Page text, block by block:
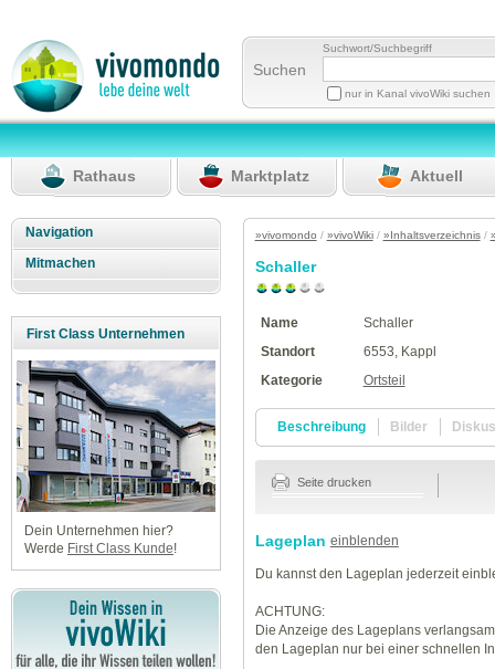
Suchen
Suchwort/Suchbegriff
nur in Kanal vivoWiki suchen
Rathaus Marktplatz Aktuell
Navigation
Mitmachen
First Class Unternehmen
Dein Unternehmen hier?
Werde First Class Kunde!
»vivomondo / »vivoWiki/ »Inhaltsverzeichnis/
Schaller
Name
Schaller
Standort
6553, Kappl
Kategorie
Ortsteil
Beschreibung Bilder
Seite drucken
Lageplan einblenden
Du kannst den Lageplan jederzeit
ACHTUNG:
Die Anzeige des Lageplans
den Lageplan nur bei einer schnellen